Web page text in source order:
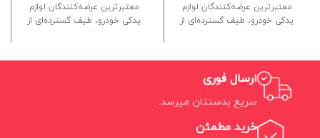
معتبرترین عرضه‌کنندگان لوازم
یدکی خودرو، طیف گسترده‌ای از
قطعات
معتبرترین عرضه‌کنندگان لوازم
یدکی خودرو، طیف گسترده‌ای از
قطعات
ارسال فوری
سریع بدستتان میرسد.
خرید مطمئن